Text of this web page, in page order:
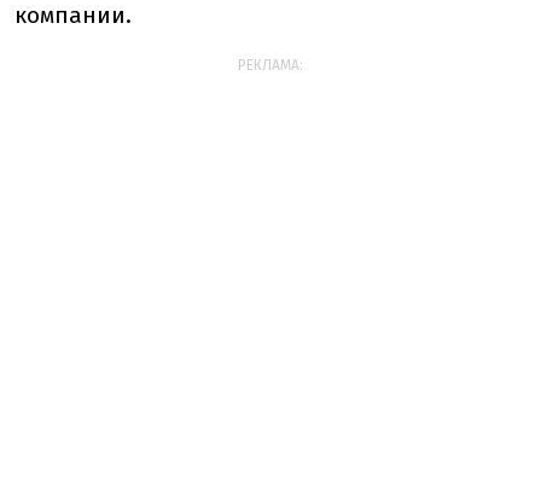
компании.
РЕКЛАМА: